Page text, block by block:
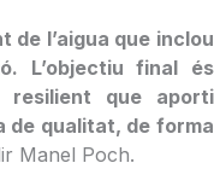
de l’aigua que inclou
L’objectiu final és
resilient que aporti
de qualitat, de forma
Manel Poch.